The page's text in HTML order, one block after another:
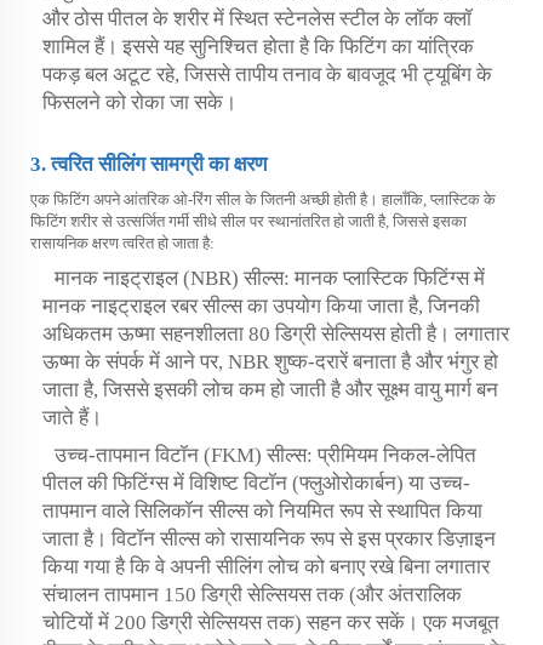
और ठोस पीतल के शरीर में स्थित स्टेनलेस स्टील के लॉक क्लॉ
शामिल हैं। इससे यह सुनिश्चित होता है कि फिटिंग का यांत्रिक
पकड़ बल अटूट रहे, जिससे तापीय तनाव के बावजूद भी ट्यूबिंग के
फिसलने को रोका जा सके।
3. त्वरित सीलिंग सामग्री का क्षरण
एक फिटिंग अपने आंतरिक ओ-रिंग सील के जितनी अच्छी होती है। हालाँकि, प्लास्टिक के
फिटिंग शरीर से उत्सर्जित गर्मी सीधे सील पर स्थानांतरित हो जाती है, जिससे इसका
रासायनिक क्षरण त्वरित हो जाता है:
मानक नाइट्राइल (NBR) सील्स: मानक प्लास्टिक फिटिंग्स में
मानक नाइट्राइल रबर सील्स का उपयोग किया जाता है, जिनकी
अधिकतम ऊष्मा सहनशीलता 80 डिग्री सेल्सियस होती है। लगातार
ऊष्मा के संपर्क में आने पर, NBR शुष्क-दरारें बनाता है और भंगुर हो
जाता है, जिससे इसकी लोच कम हो जाती है और सूक्ष्म वायु मार्ग बन
जाते हैं।
उच्च-तापमान विटॉन (FKM) सील्स: प्रीमियम निकल-लेपित
पीतल की फिटिंग्स में विशिष्ट विटॉन (फ्लुओरोकार्बन) या उच्च-
तापमान वाले सिलिकॉन सील्स को नियमित रूप से स्थापित किया
जाता है। विटॉन सील्स को रासायनिक रूप से इस प्रकार डिज़ाइन
किया गया है कि वे अपनी सीलिंग लोच को बनाए रखे बिना लगातार
संचालन तापमान 150 डिग्री सेल्सियस तक (और अंतरालिक
चोटियों में 200 डिग्री सेल्सियस तक) सहन कर सकें। एक मजबूत